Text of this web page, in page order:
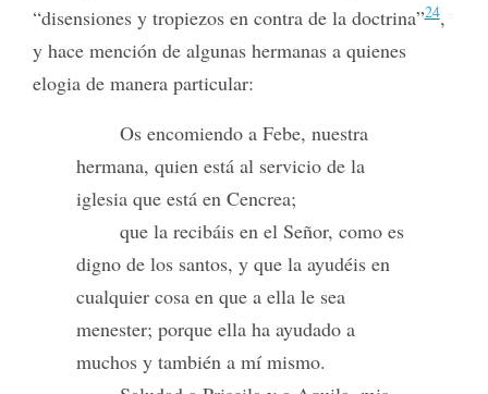
“disensiones y tropiezos en contra de la doctrina”24,
y hace mención de algunas hermanas a quienes
elogia de manera particular:
Os encomiendo a Febe, nuestra
hermana, quien está al servicio de la
iglesia que está en Cencrea;
que la recibáis en el Señor, como es
digno de los santos, y que la ayudéis en
cualquier cosa en que a ella le sea
menester; porque ella ha ayudado a
muchos y también a mí mismo.